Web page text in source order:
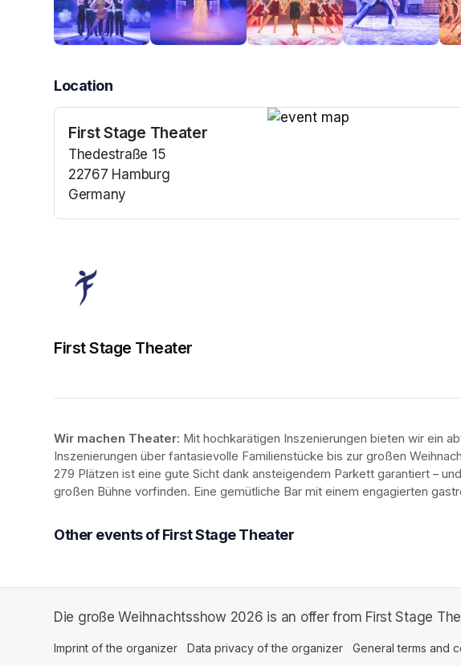
Location
First Stage Theater
Thedestraße 15
22767 Hamburg
Germany
(opens in a new tab)
First Stage Theater
Wir machen Theater: Mit hochkarätigen Inszenierungen bieten wir ein
Inszenierungen über fantasievolle Familienstücke bis zur großen
279 Plätzen ist eine gute Sicht dank ansteigendem Parkett garantiert –
großen Bühne vorfinden. Eine gemütliche Bar mit einem engagierten
Other events of First Stage Theater
Die große Weihnachtsshow 2026 is an offer from First Stage
Imprint of the organizer (opens in a new tab)
Data privacy of the organizer (opens in a new tab)
General terms and